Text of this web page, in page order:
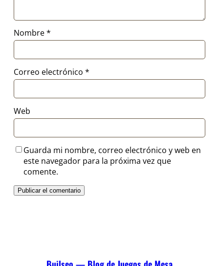
Nombre*
Correo electrónico *
Web
Guarda mi nombre, correo electrónico y web en
este navegador para la próxima vez que
comente.